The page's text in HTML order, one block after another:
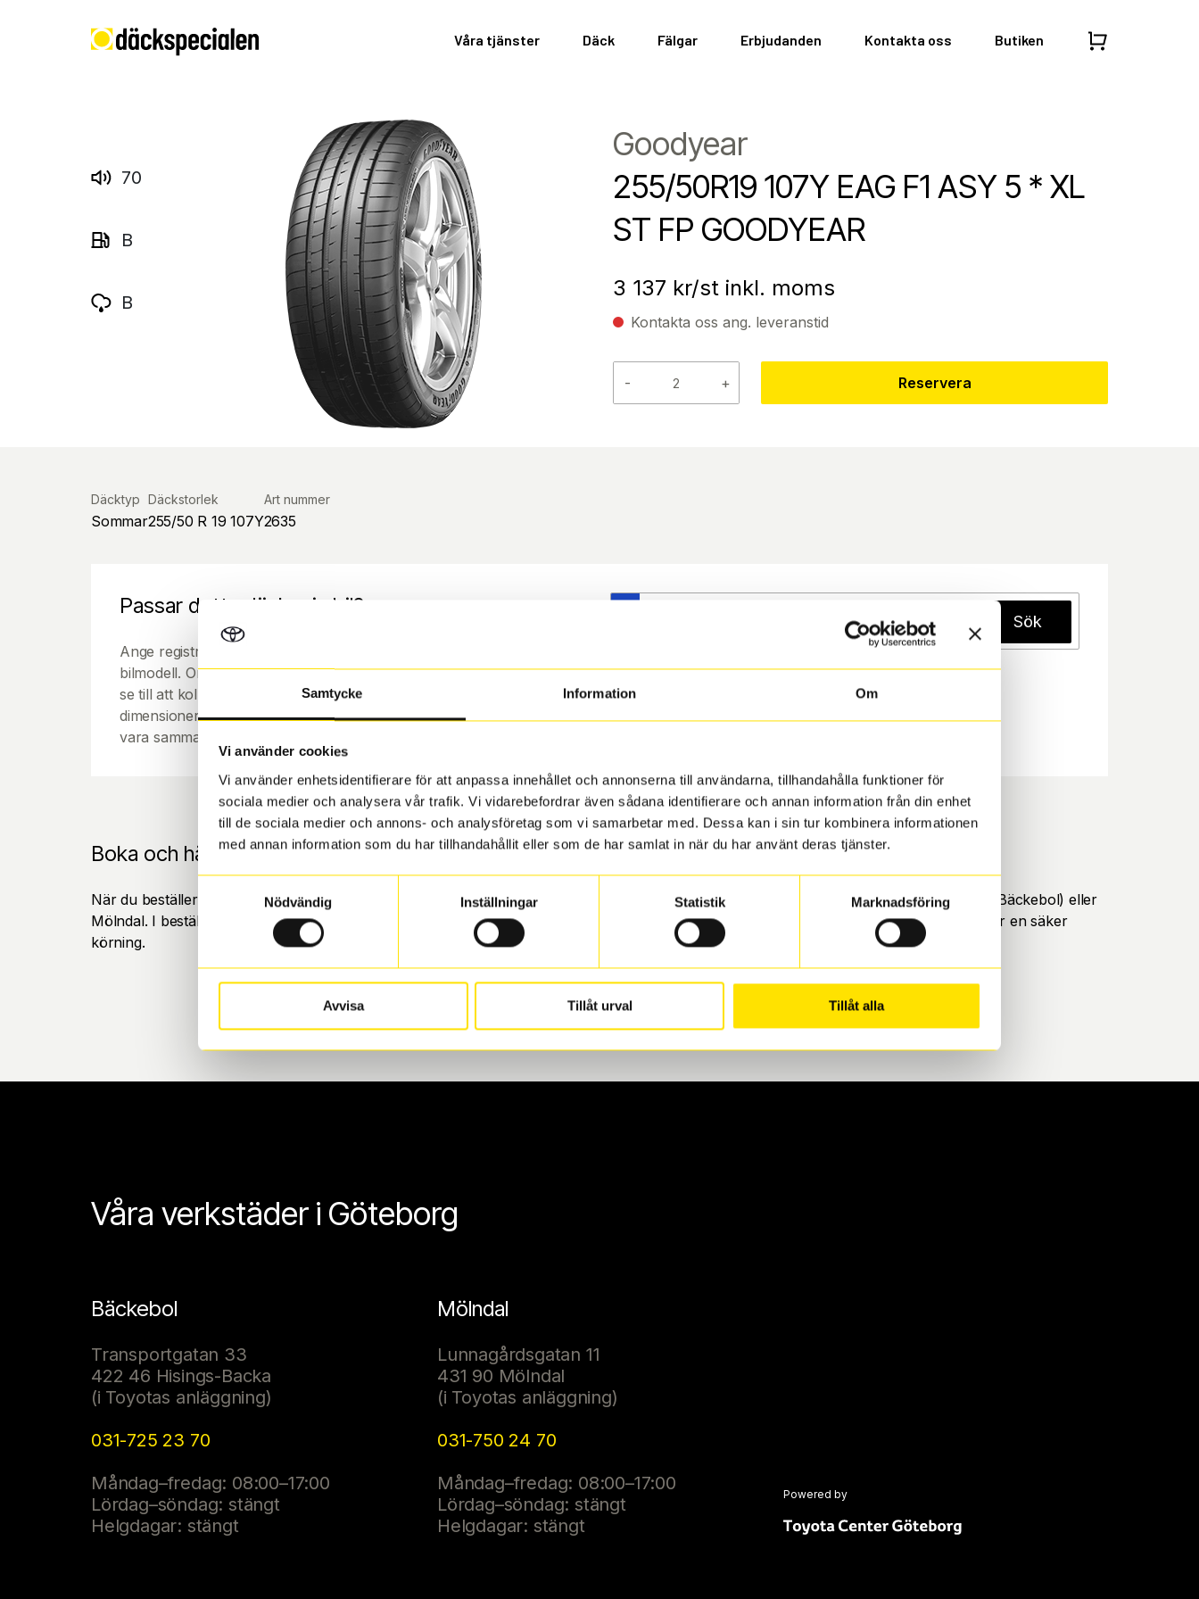
Samtycke Information Om
Vi använder cookies
Vi använder enhetsidentifierare för att anpassa innehållet och annonserna till användarna, tillhandahålla funktioner för
sociala medier och analysera vår trafik. Vi vidarebefordrar även sådana identifierare och annan information från din enhet
till de sociala medier och annons- och analysföretag som vi samarbetar med. Dessa kan i sin tur kombinera informationen
med annan information som du har tillhandahållit eller som de har samlat in när du har använt deras tjänster.
Nödvändig
Inställningar Statistik Marknadsföring
Avvisa Tillåt urval Tillåt alla
Våra tjänster Däck Fälgar Erbjudanden Kontakta oss Butiken
70
B
B
Goodyear
255/50R19 107Y EAG F1 ASY 5 * XL
ST FP GOODYEAR
3 137 kr/st inkl. moms
Kontakta oss ang. leveranstid
- + Reservera
Däcktyp
Sommar
Däckstorlek
255/50 R 19 107Y
Art nummer
2635
Passar detta däck min bil?
Ange registreringsnummer för att se om det däck du valt passar din
bilmodell. Om du köper däck som skall sättas på dina befintliga fälgar,
se till att kolla en extra gång så att däck och fälg har samma
dimensioner. Ibland kan fälgen ha bytts ut under årens lopp och inte
vara samma dimension som bilen hade ut från fabrik.
Sök
Boka och hämta hos Däckspecialen
När du beställer dina nya däck eller fälgar hos oss levereras de direkt till någon av våra däckverkstäder i Göteborg. Välj mellan Hisingen (Bäckebol) eller
Mölndal. I beställningen anger du datum och tid för upphämtning eller service. När vi byter dina däck ser vi till att de uppfyller alla krav för en säker
körning.
Våra verkstäder i Göteborg
Bäckebol
Transportgatan 33
422 46 Hisings-Backa
(i Toyotas anläggning)
031-725 23 70
Måndag–fredag: 08:00–17:00
Lördag–söndag: stängt
Helgdagar: stängt
Mölndal
Lunnagårdsgatan 11
431 90 Mölndal
(i Toyotas anläggning)
031-750 24 70
Måndag–fredag: 08:00–17:00
Lördag–söndag: stängt
Helgdagar: stängt
Powered by